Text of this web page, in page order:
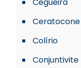
Cegueira
Ceratocone
Colírio
Conjuntivite